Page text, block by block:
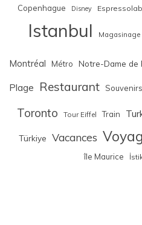
Copenhague Disney Espressolab
Istanbul Magasinage
Montréal Métro Notre-Dame de
Plage Restaurant Souvenirs
Toronto Tour Eiffel Train
Türkiye Vacances
île Maurice